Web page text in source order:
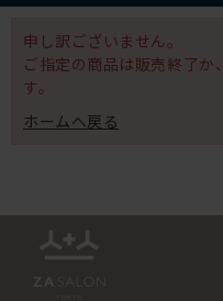
申し訳ございません。
ご指定の商品は販売終了
す。
ホームへ戻る